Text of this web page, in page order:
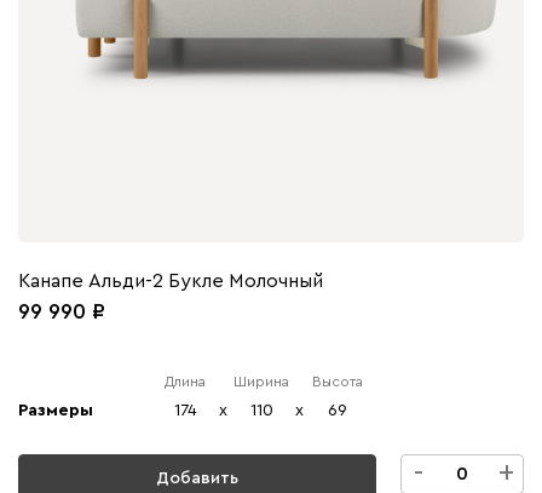
Канапе Альди-2 Букле Молочный
99 990
Размеры
Длина
174 x
Ширина
110 x
Высота
69
Добавить - +